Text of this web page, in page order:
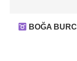
BOĞA